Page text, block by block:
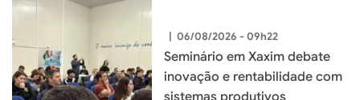
| 06/08/2026 - 09h22
Seminário em Xaxim debate
inovação e rentabilidade com